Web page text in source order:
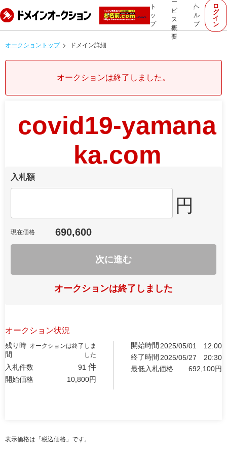
ト
ッ
プ
ー
ビ
ス
概
要
ヘ
ル
プ
ロ
グ
イ
ン
オークショントップ ドメイン詳細
オークションは終了しました。
covid19-yamana
ka.com
入札額
円
現在価格 690,600
次に進む
オークションは終了しました
オークション状況
残り時
間
オークションは終了しま
した
入札件数 91 件
開始価格 10,800円
開始時間 2025/05/01
12:00
終了時間 2025/05/27
20:30
最低入札価格
692,100円
表示価格は「税込価格」です。